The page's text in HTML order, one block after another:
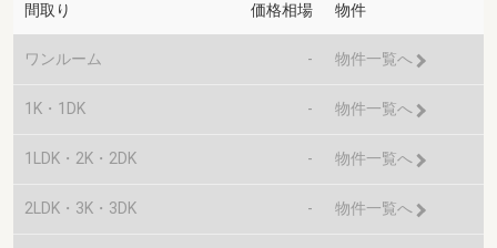
間取り 価格相場 物件
ワンルーム - 物件一覧へ
1K・1DK - 物件一覧へ
1LDK・2K・2DK - 物件一覧へ
2LDK・3K・3DK - 物件一覧へ